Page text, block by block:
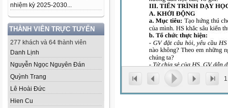
nhiệm kỳ 2025-2030...
THÀNH VIÊN TRỰC TUYẾN
277 khách và 64 thành viên
Danh Lịnh
Nguyễn Ngọc Nguyên Đán
Quỳnh Trang
Lê Hoài Đức
Hien Cu
1